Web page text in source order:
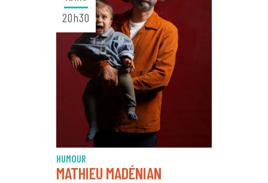
20h30
HUMOUR
MATHIEU MADÉNIAN